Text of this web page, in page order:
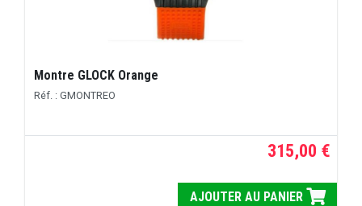
Montre GLOCK Orange
Réf. : GMONTREO
315,00 €
AJOUTER AU PANIER